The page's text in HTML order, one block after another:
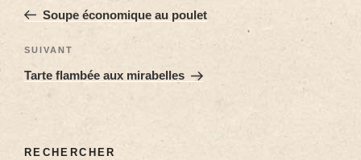
Soupe économique au poulet
SUIVANT
Tarte flambée aux mirabelles
RECHERCHER